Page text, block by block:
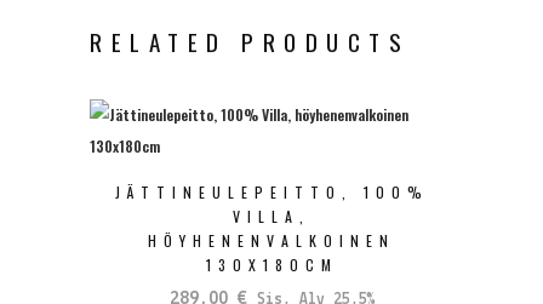
RELATED PRODUCTS
JÄTTINEULEPEITTO, 100%
VILLA,
HÖYHENENVALKOINEN
130X180CM
289.00 € Sis. Alv 25,5%